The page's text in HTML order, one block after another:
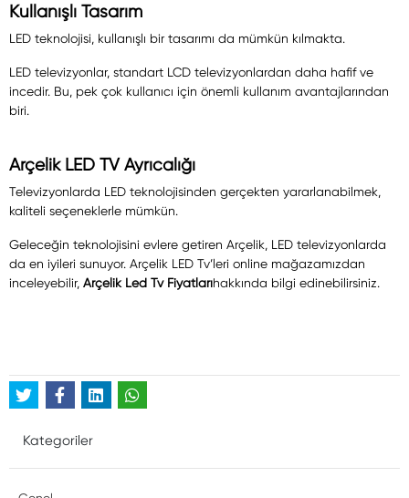
Kullanışlı Tasarım
LED teknolojisi, kullanışlı bir tasarımı da mümkün kılmakta.
LED televizyonlar, standart LCD televizyonlardan daha hafif ve
incedir. Bu, pek çok kullanıcı için önemli kullanım avantajlarından
biri.
Arçelik LED TV Ayrıcalığı
Televizyonlarda LED teknolojisinden gerçekten yararlanabilmek,
kaliteli seçeneklerle mümkün.
Geleceğin teknolojisini evlere getiren Arçelik, LED televizyonlarda
da en iyileri sunuyor. Arçelik LED Tv’leri online mağazamızdan
inceleyebilir, Arçelik Led Tv Fiyatlarıhakkında bilgi edinebilirsiniz.
Kategoriler